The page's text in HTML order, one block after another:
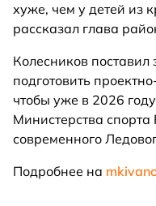
хуже, чем у детей из
рассказал глава
Колесников
подготовить
чтобы уже в 2026
Министерства спорта
современного
Подробнее на